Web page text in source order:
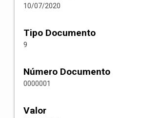
10/07/2020
Tipo Documento
9
Número Documento
0000001
Valor